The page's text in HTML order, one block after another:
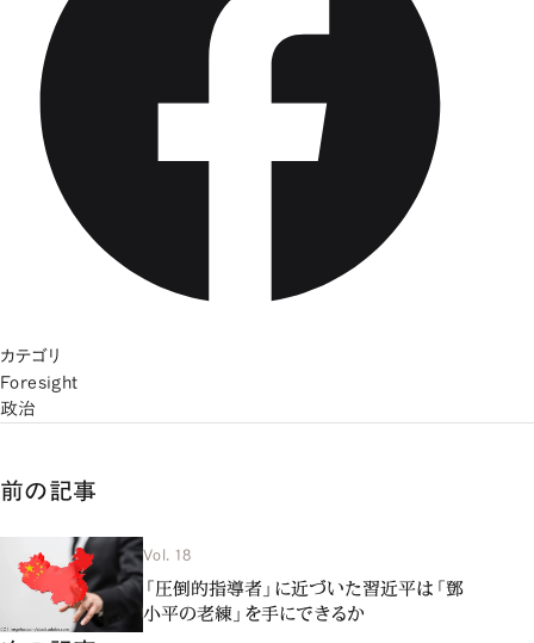
カテゴリ
Foresight
政治
前の記事
Vol. 18
「圧倒的指導者」に近づいた習近平は「鄧
小平の老練」を手にできるか